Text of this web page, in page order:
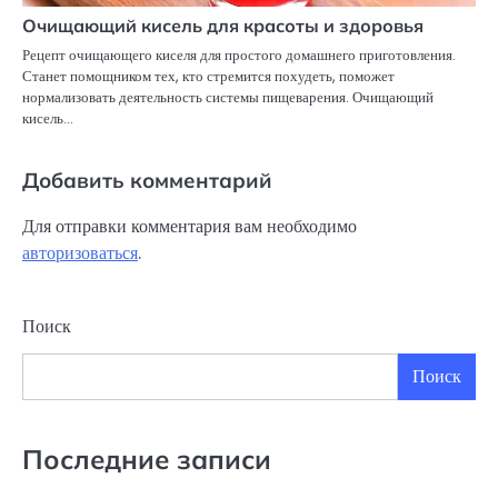
Очищающий кисель для красоты и здоровья
Рецепт очищающего киселя для простого домашнего приготовления.
Станет помощником тех, кто стремится похудеть, поможет
нормализовать деятельность системы пищеварения. Очищающий
кисель…
Добавить комментарий
Для отправки комментария вам необходимо
авторизоваться.
Поиск
Поиск
Последние записи